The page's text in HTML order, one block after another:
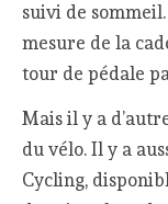
suivi de
mesure de la
tour de pédale
Mais il y a
du vélo. Il y a
Cycling,